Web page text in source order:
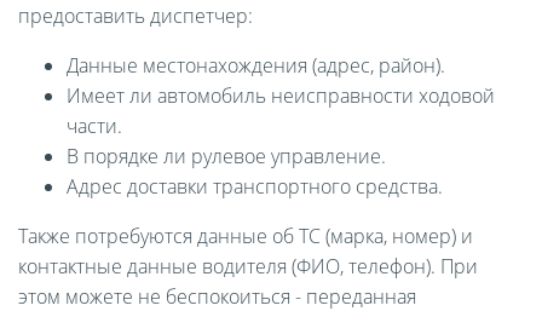
предоставить диспетчер:
Данные местонахождения (адрес, район).
Имеет ли автомобиль неисправности ходовой
части.
В порядке ли рулевое управление.
Адрес доставки транспортного средства.
Также потребуются данные об ТС (марка, номер) и
контактные данные водителя (ФИО, телефон). При
этом можете не беспокоиться - переданная